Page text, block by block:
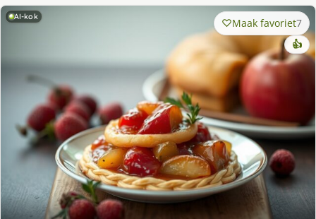
AI-kok Maak favoriet7
👍